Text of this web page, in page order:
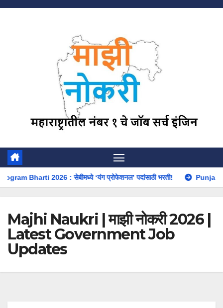
Skip
: सेबीमध्ये ‘यंग प्रोफेशनल’ पदांसाठी भरती! Punjab National Bank
Majhi Naukri | माझी नोकरी 2026 |
Latest Government Job
Updates